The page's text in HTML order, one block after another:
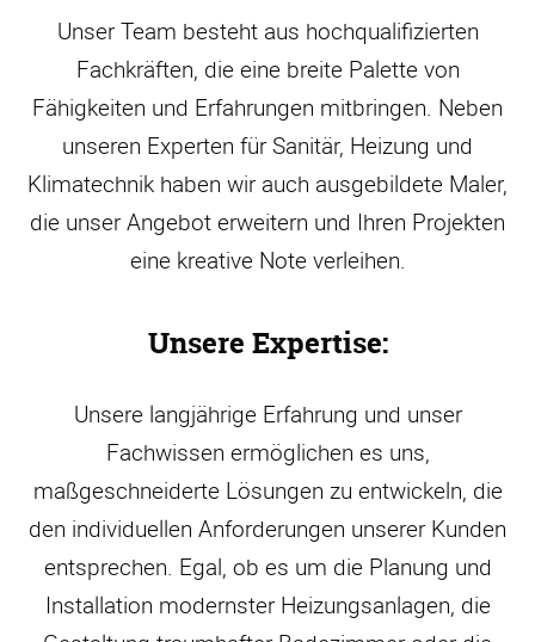
Unser Team besteht aus hochqualifizierten
Fachkräften, die eine breite Palette von
Fähigkeiten und Erfahrungen mitbringen. Neben
unseren Experten für Sanitär, Heizung und
Klimatechnik haben wir auch ausgebildete Maler,
die unser Angebot erweitern und Ihren Projekten
eine kreative Note verleihen.
Unsere Expertise:
Unsere langjährige Erfahrung und unser
Fachwissen ermöglichen es uns,
maßgeschneiderte Lösungen zu entwickeln, die
den individuellen Anforderungen unserer Kunden
entsprechen. Egal, ob es um die Planung und
Installation modernster Heizungsanlagen, die